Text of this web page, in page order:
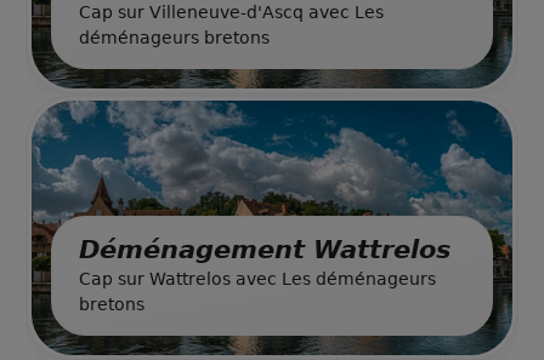
Cap sur Villeneuve-d'Ascq avec Les
déménageurs bretons
Déménagement Wattrelos
Cap sur Wattrelos avec Les déménageurs
bretons